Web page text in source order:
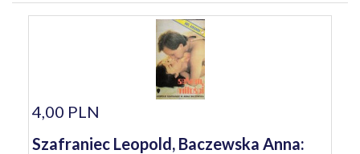
4,00 PLN
Szafraniec Leopold, Baczewska Anna: